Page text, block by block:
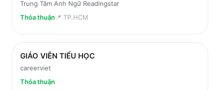
Trung Tâm Anh Ngữ Readingstar
Thỏa thuận 📍 TP.HCM
GIÁO VIÊN TIỂU HỌC
careerviet
Thỏa thuận